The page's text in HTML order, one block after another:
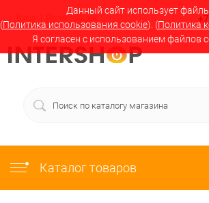
Данный сайт использует
(Политика использования cookie). (Политика
Я согласен с использованием файлов
Вход Регистрация
Каталог товаров